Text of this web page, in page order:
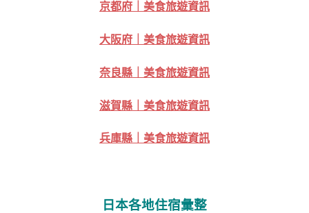
京都府｜美食旅遊資訊
大阪府｜美食旅遊資訊
奈良縣｜美食旅遊資訊
滋賀縣｜美食旅遊資訊
兵庫縣｜美食旅遊資訊
日本各地住宿彙整